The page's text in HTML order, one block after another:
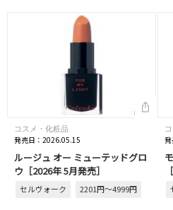
コスメ・化粧品
発売日：2026.05.15
ルージュ オー ミューテッドグロ
ウ［2026年 5月発売］
セルヴォーク 2201円～4999円